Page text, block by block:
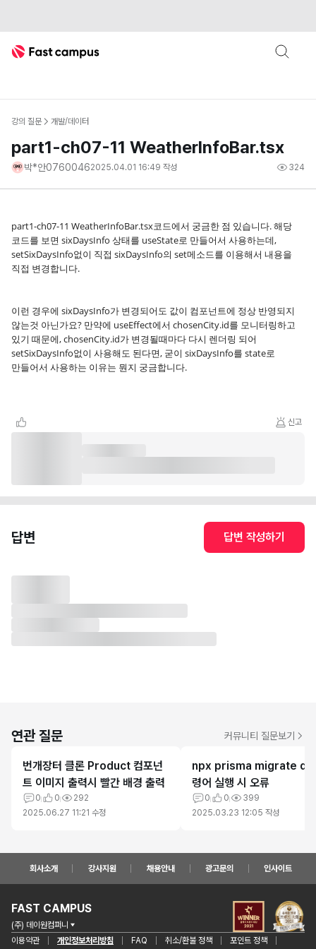
Fast Campus
강의 질문 개발/데이터
part1-ch07-11 WeatherInfoBar.tsx
박*안07600462025.04.01 16:49 작성 324
part1-ch07-11 WeatherInfoBar.tsx코드에서 궁금한 점 있습니다. 해당
코드를 보면 sixDaysInfo 상태를 useState로 만들어서 사용하는데,
setSixDaysInfo없이 직접 sixDaysInfo의 set메소드를 이용해서 내용을
직접 변경합니다.
이런 경우에 sixDaysInfo가 변경되어도 값이 컴포넌트에 정상 반영되지
않는것 아닌가요? 만약에 useEffect에서 chosenCity.id를 모니터링하고
있기 때문에, chosenCity.id가 변경될때마다 다시 렌더링 되어
setSixDaysInfo없이 사용해도 된다면, 굳이 sixDaysInfo를 state로
만들어서 사용하는 이유는 뭔지 궁금합니다.
신고
답변 답변 작성하기
연관 질문 커뮤니티 질문보기
번개장터 클론 Product 컴포넌
트 이미지 출력시 빨간 배경 출력
0 0
292
2025.06.27 11:21 수정
npx prisma migrate
령어 실행 시 오류
0 0
399
2025.03.23 12:05 작성
회사소개 강사지원 채용안내 광고문의 인사이트
FAST CAMPUS
(주) 데이원컴퍼니
이용약관
개인정보처리방침 FAQ 취소/환불 정책 포인트 정책